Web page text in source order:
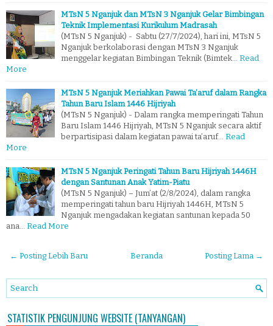
MTsN 5 Nganjuk dan MTsN 3 Nganjuk Gelar Bimbingan
Teknik Implementasi Kurikulum Madrasah
(MTsN 5 Nganjuk) - Sabtu (27/7/2024), hari ini, MTsN 5
Nganjuk berkolaborasi dengan MTsN 3 Nganjuk
menggelar kegiatan Bimbingan Teknik (Bimtek… Read
More
MTsN 5 Nganjuk Meriahkan Pawai Ta’aruf dalam Rangka
Tahun Baru Islam 1446 Hijriyah
(MTsN 5 Nganjuk) - Dalam rangka memperingati Tahun
Baru Islam 1446 Hijriyah, MTsN 5 Nganjuk secara aktif
berpartisipasi dalam kegiatan pawai ta’aruf… Read
More
MTsN 5 Nganjuk Peringati Tahun Baru Hijriyah 1446H
dengan Santunan Anak Yatim-Piatu
(MTsN 5 Nganjuk) – Jum’at (2/8/2024), dalam rangka
memperingati tahun baru Hijriyah 1446H, MTsN 5
Nganjuk mengadakan kegiatan santunan kepada 50
ana… Read More
← Posting Lebih Baru Posting Lama →
Beranda
STATISTIK PENGUNJUNG WEBSITE (TANYANGAN)